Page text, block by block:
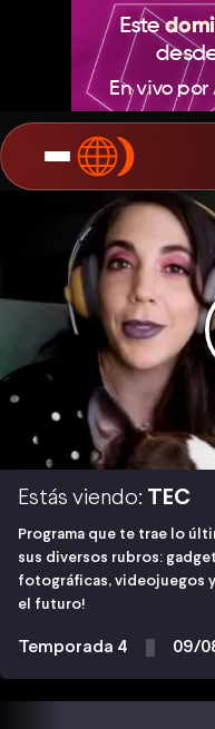
Estás viendo: TEC
Programa que te trae lo
sus diversos rubros:
fotográficas, videojuegos
el futuro!
Temporada 4 09/